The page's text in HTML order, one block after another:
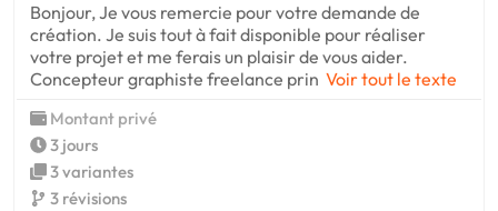
Bonjour, Je vous remercie pour votre demande de
création. Je suis tout à fait disponible pour réaliser
votre projet et me ferais un plaisir de vous aider.
Concepteur graphiste freelance prin Voir tout le texte
Montant privé
3 jours
3 variantes
3 révisions